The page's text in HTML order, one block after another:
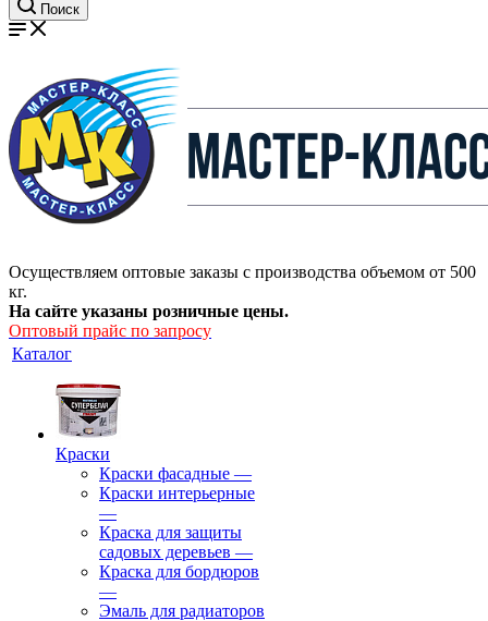
Поиск
Осуществляем оптовые заказы с производства объемом от 500
кг.
На сайте указаны розничные цены.
Оптовый прайс по запросу
Каталог
Краски
Краски фасадные —
Краски интерьерные
—
Краска для защиты
садовых деревьев —
⁠Краска для бордюров
—
Эмаль для радиаторов